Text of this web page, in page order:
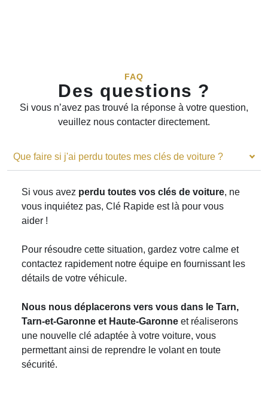
FAQ
Des questions ?
Si vous n’avez pas trouvé la réponse à votre question,
veuillez nous contacter directement.
Que faire si j'ai perdu toutes mes clés de voiture ?
Si vous avez perdu toutes vos clés de voiture, ne
vous inquiétez pas, Clé Rapide est là pour vous
aider !
Pour résoudre cette situation, gardez votre calme et
contactez rapidement notre équipe en fournissant les
détails de votre véhicule.
Nous nous déplacerons vers vous dans le Tarn,
Tarn-et-Garonne et Haute-Garonne et réaliserons
une nouvelle clé adaptée à votre voiture, vous
permettant ainsi de reprendre le volant en toute
sécurité.